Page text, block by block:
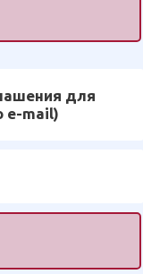
для
e-mail)